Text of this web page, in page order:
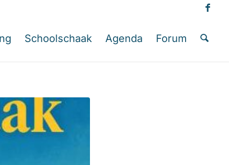
Schoolschaak Agenda Forum